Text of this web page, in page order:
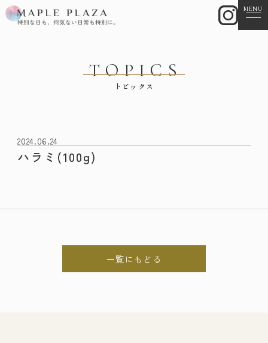
MENU
トピックス
TOPICS
ハラミ(100g)
2024.06.24
一覧にもどる